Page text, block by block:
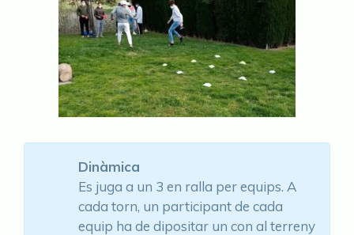
Dinàmica
Es juga a un 3 en ralla per equips. A
cada torn, un participant de cada
equip ha de dipositar un con al terreny